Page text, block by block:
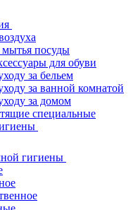
мытья посуды
для обуви
за бельем
за ванной комнатой
за домом
специальные
гигиены